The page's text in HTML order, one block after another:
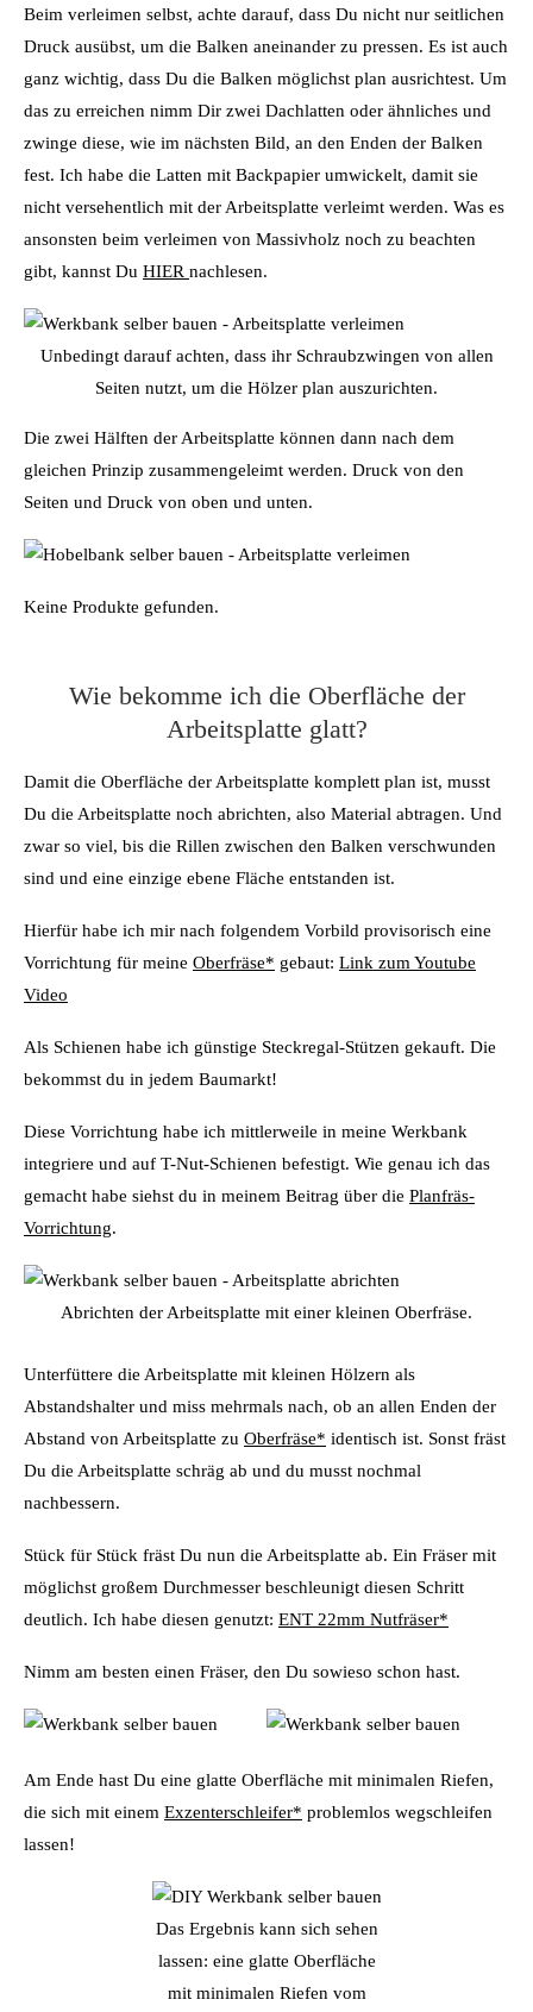
Beim verleimen selbst, achte darauf, dass Du nicht nur seitlichen
Druck ausübst, um die Balken aneinander zu pressen. Es ist auch
ganz wichtig, dass Du die Balken möglichst plan ausrichtest. Um
das zu erreichen nimm Dir zwei Dachlatten oder ähnliches und
zwinge diese, wie im nächsten Bild, an den Enden der Balken
fest. Ich habe die Latten mit Backpapier umwickelt, damit sie
nicht versehentlich mit der Arbeitsplatte verleimt werden. Was es
ansonsten beim verleimen von Massivholz noch zu beachten
gibt, kannst Du HIER nachlesen.
Unbedingt darauf achten, dass ihr Schraubzwingen von allen
Seiten nutzt, um die Hölzer plan auszurichten.
Die zwei Hälften der Arbeitsplatte können dann nach dem
gleichen Prinzip zusammengeleimt werden. Druck von den
Seiten und Druck von oben und unten.
Keine Produkte gefunden.
Wie bekomme ich die Oberfläche der
Arbeitsplatte glatt?
Damit die Oberfläche der Arbeitsplatte komplett plan ist, musst
Du die Arbeitsplatte noch abrichten, also Material abtragen. Und
zwar so viel, bis die Rillen zwischen den Balken verschwunden
sind und eine einzige ebene Fläche entstanden ist.
Hierfür habe ich mir nach folgendem Vorbild provisorisch eine
Vorrichtung für meine Oberfräse* gebaut: Link zum Youtube
Video
Als Schienen habe ich günstige Steckregal-Stützen gekauft. Die
bekommst du in jedem Baumarkt!
Diese Vorrichtung habe ich mittlerweile in meine Werkbank
integriere und auf T-Nut-Schienen befestigt. Wie genau ich das
gemacht habe siehst du in meinem Beitrag über die Planfräs-
Vorrichtung.
Abrichten der Arbeitsplatte mit einer kleinen Oberfräse.
Unterfüttere die Arbeitsplatte mit kleinen Hölzern als
Abstandshalter und miss mehrmals nach, ob an allen Enden der
Abstand von Arbeitsplatte zu Oberfräse* identisch ist. Sonst fräst
Du die Arbeitsplatte schräg ab und du musst nochmal
nachbessern.
Stück für Stück fräst Du nun die Arbeitsplatte ab. Ein Fräser mit
möglichst großem Durchmesser beschleunigt diesen Schritt
deutlich. Ich habe diesen genutzt: ENT 22mm Nutfräser*
Nimm am besten einen Fräser, den Du sowieso schon hast.
Am Ende hast Du eine glatte Oberfläche mit minimalen Riefen,
die sich mit einem Exzenterschleifer* problemlos wegschleifen
lassen!
Das Ergebnis kann sich sehen
lassen: eine glatte Oberfläche
mit minimalen Riefen vom